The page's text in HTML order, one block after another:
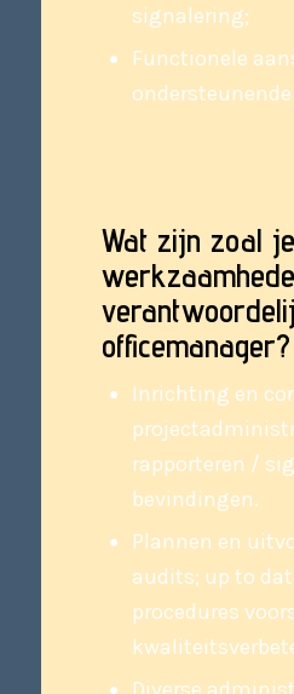
signalering;
Functionele
Wat zijn zoal je
officemanager?
Inrichting en
rapporteren /
bevindingen.
Plannen en
audits; up to
procedures